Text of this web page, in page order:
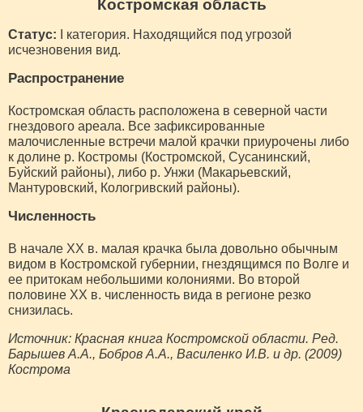
Костромская область
Статус: I категория. Находящийся под угрозой
исчезновения вид.
Распространение
Костромская область расположена в северной части
гнездового ареала. Все зафиксированные
малочисленные встречи малой крачки приурочены либо
к долине р. Костромы (Костромской, Сусанинский,
Буйский районы), либо р. Унжи (Макарьевский,
Мантуровский, Кологривский районы).
Численность
В начале XX в. малая крачка была довольно обычным
видом в Костромской губернии, гнездящимся по Волге и
ее притокам небольшими колониями. Во второй
половине XX в. численность вида в регионе резко
снизилась.
Источник: Красная книга Костромской области. Ред.
Барышев А.А., Бобров А.А., Василенко И.В. и др. (2009)
Кострома